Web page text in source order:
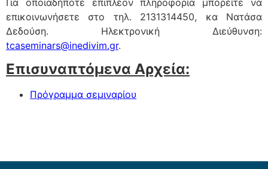
επικοινωνήσετε στο τηλ. 2131314450, κα Νατάσα
Δεδούση. Ηλεκτρονική Διεύθυνση:
tcaseminars@inedivim.gr.
Επισυναπτόμενα Αρχεία:
Πρόγραμμα σεμιναρίου